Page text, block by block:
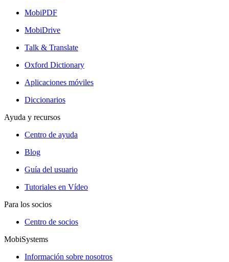
MobiPDF
MobiDrive
Talk & Translate
Oxford Dictionary
Aplicaciones móviles
Diccionarios
Ayuda y recursos
Centro de ayuda
Blog
Guía del usuario
Tutoriales en Vídeo
Para los socios
Centro de socios
MobiSystems
Información sobre nosotros